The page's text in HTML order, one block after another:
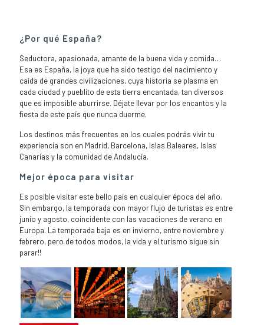
¿Por qué España?
Seductora, apasionada, amante de la buena vida y comida…
Esa es España, la joya que ha sido testigo del nacimiento y
caída de grandes civilizaciones, cuya historia se plasma en
cada ciudad y pueblito de esta tierra encantada, tan diversos
que es imposible aburrirse. Déjate llevar por los encantos y la
fiesta de este país que nunca duerme.
Los destinos más frecuentes en los cuales podrás vivir tu
experiencia son en Madrid, Barcelona, Islas Baleares, Islas
Canarias y la comunidad de Andalucía.
Mejor época para visitar
Es posible visitar este bello país en cualquier época del año.
Sin embargo, la temporada con mayor flujo de turistas es entre
junio y agosto, coincidente con las vacaciones de verano en
Europa. La temporada baja es en invierno, entre noviembre y
febrero, pero de todos modos, la vida y el turismo sigue sin
parar!!